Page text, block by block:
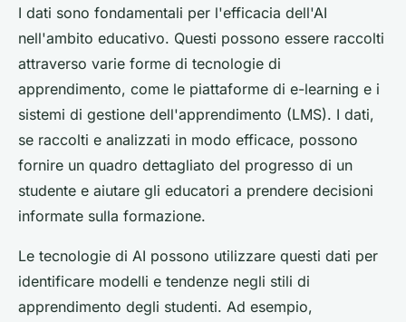
I dati sono fondamentali per l'efficacia dell'AI
nell'ambito educativo. Questi possono essere raccolti
attraverso varie forme di tecnologie di
apprendimento, come le piattaforme di e-learning e i
sistemi di gestione dell'apprendimento (LMS). I dati,
se raccolti e analizzati in modo efficace, possono
fornire un quadro dettagliato del progresso di un
studente e aiutare gli educatori a prendere decisioni
informate sulla formazione.
Le tecnologie di AI possono utilizzare questi dati per
identificare modelli e tendenze negli stili di
apprendimento degli studenti. Ad esempio,